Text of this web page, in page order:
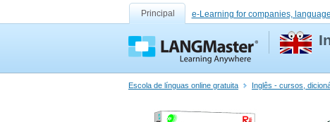
Principal e-Learning for companies,
Escola de línguas online gratuita Inglês - cursos,